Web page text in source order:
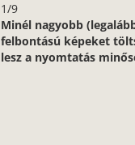
1/9
Minél nagyobb
felbontású képeket
lesz a nyomtatás